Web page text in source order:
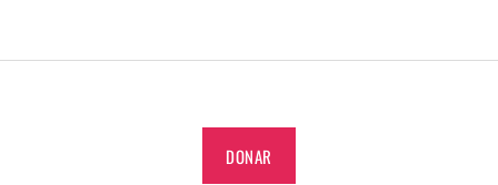
DONAR